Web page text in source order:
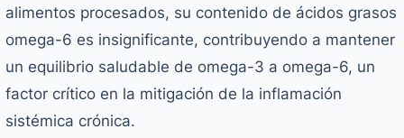
alimentos procesados, su contenido de ácidos grasos
omega-6 es insignificante, contribuyendo a mantener
un equilibrio saludable de omega-3 a omega-6, un
factor crítico en la mitigación de la inflamación
sistémica crónica.